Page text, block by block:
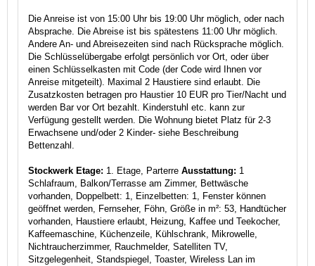
Die Anreise ist von 15:00 Uhr bis 19:00 Uhr möglich, oder nach
Absprache. Die Abreise ist bis spätestens 11:00 Uhr möglich.
Andere An- und Abreisezeiten sind nach Rücksprache möglich.
Die Schlüsselübergabe erfolgt persönlich vor Ort, oder über
einen Schlüsselkasten mit Code (der Code wird Ihnen vor
Anreise mitgeteilt). Maximal 2 Haustiere sind erlaubt. Die
Zusatzkosten betragen pro Haustier 10 EUR pro Tier/Nacht und
werden Bar vor Ort bezahlt. Kinderstuhl etc. kann zur
Verfügung gestellt werden. Die Wohnung bietet Platz für 2-3
Erwachsene und/oder 2 Kinder- siehe Beschreibung
Bettenzahl.
Stockwerk Etage: 1. Etage, Parterre Ausstattung: 1
Schlafraum, Balkon/Terrasse am Zimmer, Bettwäsche
vorhanden, Doppelbett: 1, Einzelbetten: 1, Fenster können
geöffnet werden, Fernseher, Föhn, Größe in m²: 53, Handtücher
vorhanden, Haustiere erlaubt, Heizung, Kaffee und Teekocher,
Kaffeemaschine, Küchenzeile, Kühlschrank, Mikrowelle,
Nichtraucherzimmer, Rauchmelder, Satelliten TV,
Sitzgelegenheit, Standspiegel, Toaster, Wireless Lan im